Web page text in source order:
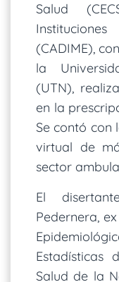
Salud
(CADIME),
la
(UTN),
en la
Se contó con
virtual de
sector
El
Pedernera,
Estadísticas
Salud de la